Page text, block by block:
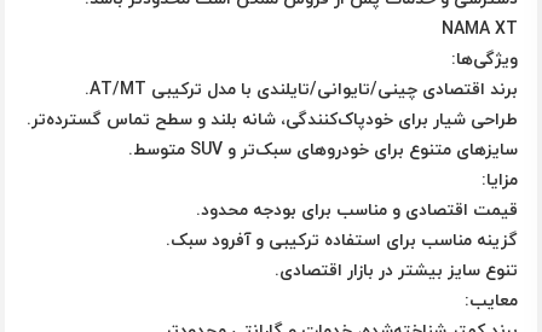
NAMA XT
ویژگی‌ها:
برند اقتصادی چینی/تایوانی/تایلندی با مدل ترکیبی AT/MT.
طراحی شیار برای خودپاک‌کنندگی، شانه بلند و سطح تماس گسترده‌تر.
سایزهای متنوع برای خودروهای سبک‌تر و SUV متوسط.
مزایا:
قیمت اقتصادی و مناسب برای بودجه محدود.
گزینه مناسب برای استفاده ترکیبی و آفرود سبک.
تنوع سایز بیشتر در بازار اقتصادی.
معایب: